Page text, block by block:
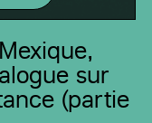
sur
(partie